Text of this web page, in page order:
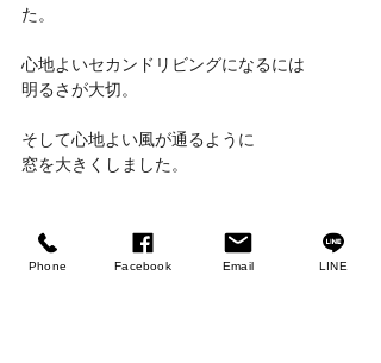
た。
心地よいセカンドリビングになるには
明るさが大切。
そして心地よい風が通るように
窓を大きくしました。
インナーバルコニーがあるので、
優しい光が差し込んできます。
Phone Facebook Email LINE